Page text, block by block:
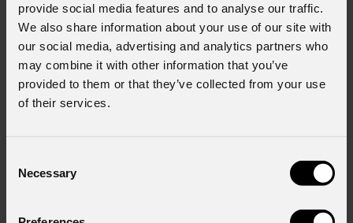
provide social media features and to analyse our traffic.
We also share information about your use of our site with
our social media, advertising and analytics partners who
may combine it with other information that you’ve
provided to them or that they’ve collected from your use
of their services.
Selection
Necessary
19 GIUGNO 2026
Alla Votivkirche di Vienna, la Genesi raccontata in
luce con le Astra Hybrid330 di PROLIGHTS
cornice a Light of Creation , un'esperienza immersiva di luci e suoni che
racconta la storia della Genesi